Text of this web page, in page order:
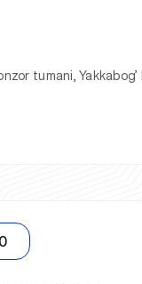
tumani, Yakkabog’